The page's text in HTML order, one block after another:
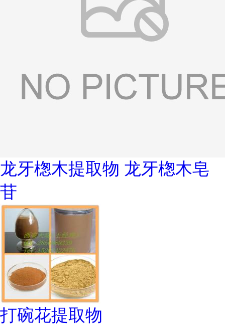
龙牙楤木提取物 龙牙楤木皂
苷
打碗花提取物